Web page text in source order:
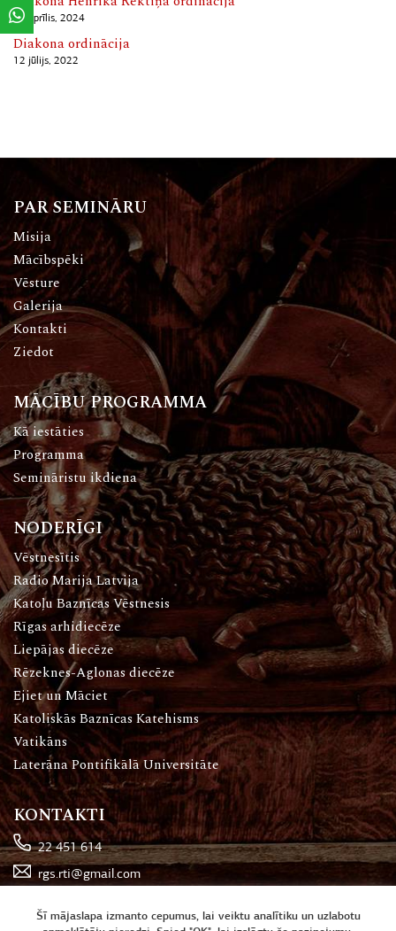
13 aprīlis, 2024
Diakona ordinācija
12 jūlijs, 2022
PAR SEMINĀRU
Misija
Mācībspēki
Vēsture
Galerija
Kontakti
Ziedot
MĀCĪBU PROGRAMMA
Kā iestāties
Programma
Semināristu ikdiena
NODERĪGI
Vēstnesītis
Radio Marija Latvija
Katoļu Baznīcas Vēstnesis
Rīgas arhidiecēze
Liepājas diecēze
Rēzeknes-Aglonas diecēze
Ejiet un Māciet
Katoliskās Baznīcas Katehisms
Vatikāns
Laterāna Pontifikālā Universitāte
KONTAKTI
22 451 614
rgs.rti@gmail.com
Katoļu iela 16, Rīga
Šī mājaslapa izmanto cepumus, lai veiktu analītiku un uzlabotu